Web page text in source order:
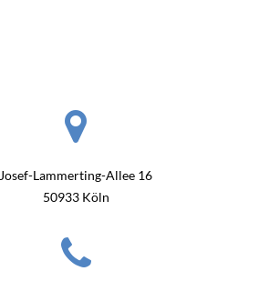
Josef-Lammerting-Allee 16
50933 Köln